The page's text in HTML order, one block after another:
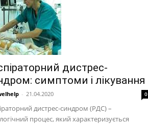
дистрес-
симптоми і лікування
- 21.04.2020 0
дистрес-синдром (РДС) –
процес, який характеризується